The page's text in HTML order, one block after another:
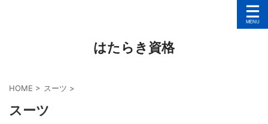
はたらき資格
HOME > スーツ >
スーツ